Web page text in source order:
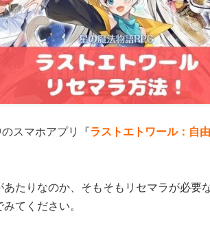
スマホアプリ『ラストエトワール：自
あたりなのか、そもそもリセマラが必要
てください。